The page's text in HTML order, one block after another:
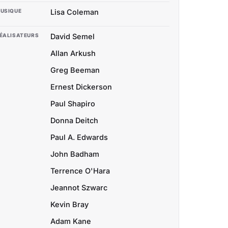
Lisa Coleman
David Semel
Allan Arkush
Greg Beeman
Ernest Dickerson
Paul Shapiro
Donna Deitch
Paul A. Edwards
John Badham
Terrence O'Hara
Jeannot Szwarc
Kevin Bray
Adam Kane